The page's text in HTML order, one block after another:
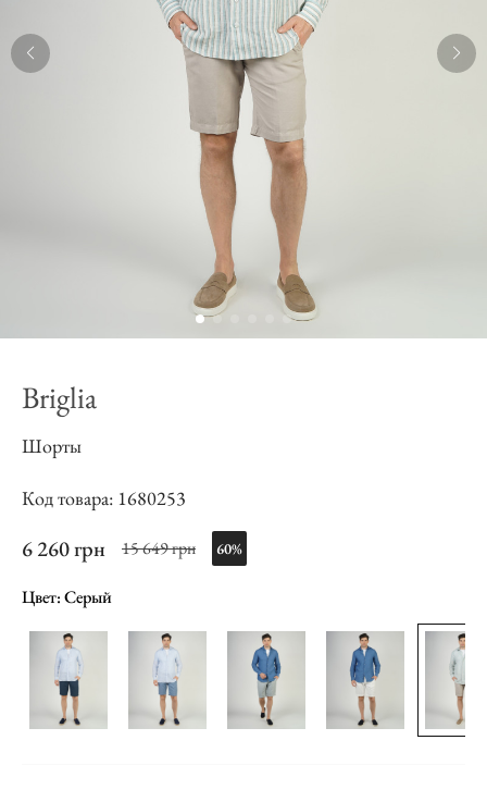
Briglia
Шорты
Код товара: 1680253
6 260 грн 15 649 грн 60%
Цвет: Серый